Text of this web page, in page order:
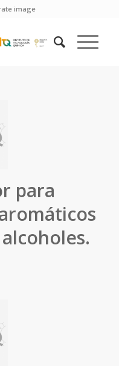
image
para